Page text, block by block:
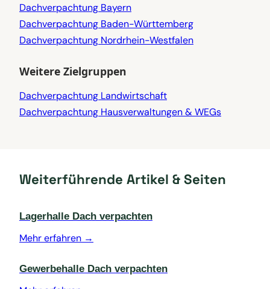
Dachverpachtung Bayern
Dachverpachtung Baden-Württemberg
Dachverpachtung Nordrhein-Westfalen
Weitere Zielgruppen
Dachverpachtung Landwirtschaft
Dachverpachtung Hausverwaltungen & WEGs
Weiterführende Artikel & Seiten
Lagerhalle Dach verpachten
Mehr erfahren →
Gewerbehalle Dach verpachten